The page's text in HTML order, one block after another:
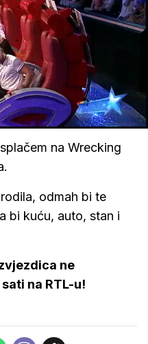
na Wrecking
odmah bi te
bi kuću, auto, stan i
ne
na RTL-u!